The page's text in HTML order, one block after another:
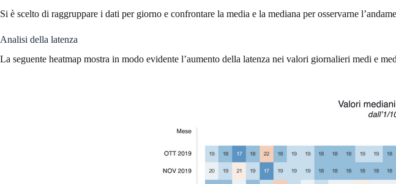
Si è scelto di raggruppare i dati per giorno e confrontare la media e la mediana per osservarne
Analisi della latenza
La seguente heatmap mostra in modo evidente l’aumento della latenza nei valori giornalieri medi e